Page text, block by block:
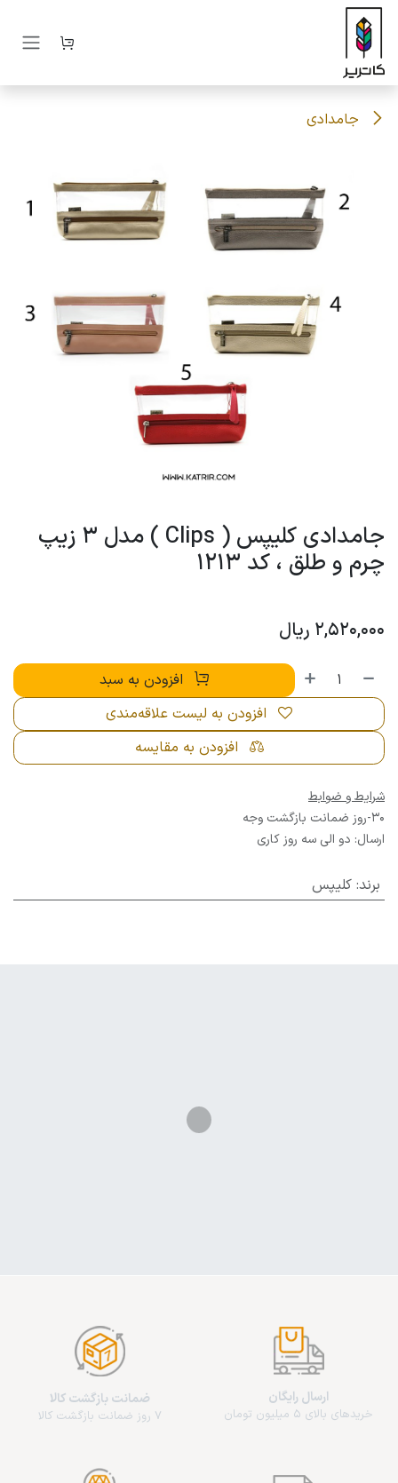
صرف نظر و مشاهده محتوا
جامدادی
جامدادی کلیپس ( Clips ) مدل 3 زیپ
چرم و طلق ، کد 1213
2,520,000 ریال
افزودن به سبد
افزودن به مقایسه
افزودن به لیست علاقه‌مندی
شرایط و ضوابط
30-روز ضمانت بازگشت وجه
ارسال: دو الی سه روز کاری
برند: کلیپس
ارسال رایگان
خریدهای بالای 5 میلیون تومان
ضمانت بازگشت کالا
7 روز ضمانت بازگشت کالا